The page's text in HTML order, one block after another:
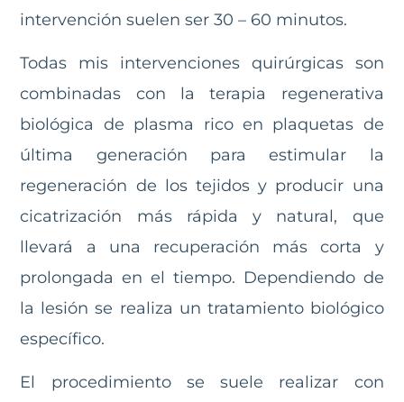
intervención suelen ser 30 – 60 minutos.
Todas mis intervenciones quirúrgicas son
combinadas con la terapia regenerativa
biológica de plasma rico en plaquetas de
última generación para estimular la
regeneración de los tejidos y producir una
cicatrización más rápida y natural, que
llevará a una recuperación más corta y
prolongada en el tiempo. Dependiendo de
la lesión se realiza un tratamiento biológico
específico.
El procedimiento se suele realizar con